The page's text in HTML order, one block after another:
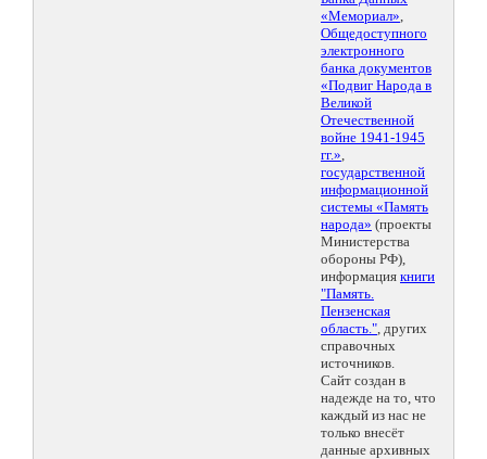
«Мемориал»,
Общедоступного
электронного
банка документов
«Подвиг Народа в
Великой
Отечественной
войне 1941-1945
гг.»,
государственной
информационной
системы «Память
народа» (проекты
Министерства
обороны РФ),
информация книги
"Память.
Пензенская
область.", других
справочных
источников.
Сайт создан в
надежде на то, что
каждый из нас не
только внесёт
данные архивных